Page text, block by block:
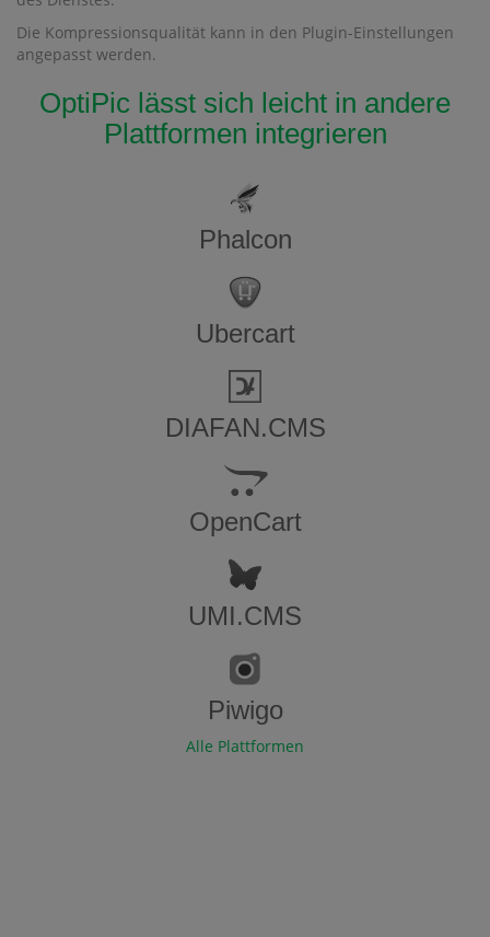
Die Kompressionsqualität kann in den Plugin-Einstellungen
angepasst werden.
OptiPic lässt sich leicht in andere
Plattformen integrieren
Phalcon
Ubercart
DIAFAN.CMS
OpenCart
UMI.CMS
Piwigo
Alle Plattformen